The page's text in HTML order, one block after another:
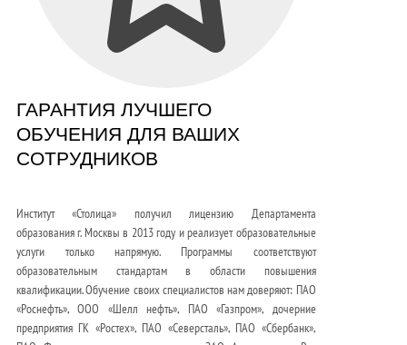
ГАРАНТИЯ ЛУЧШЕГО
ОБУЧЕНИЯ ДЛЯ ВАШИХ
СОТРУДНИКОВ
Институт «Столица» получил лицензию Департамента
образования г. Москвы в 2013 году и реализует образовательные
услуги только напрямую. Программы соответствуют
образовательным стандартам в области повышения
квалификации. Обучение своих специалистов нам доверяют: ПАО
«Роснефть», ООО «Шелл нефть», ПАО «Газпром», дочерние
предприятия ГК «Ростех», ПАО «Северсталь», ПАО «Сбербанк»,